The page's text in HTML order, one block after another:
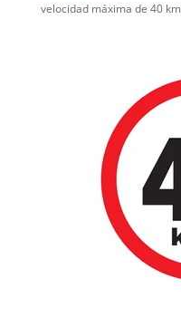
velocidad máxima de 40